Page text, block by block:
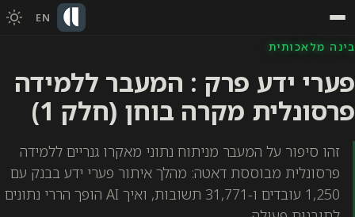
EN
בינה מלאכותית
פערי ידע פרק : המעבר ללמידה
פרסונלית מקרה בוחן (חלק 1)
זהו סיפור על המעבר מניתוח נתוני מאקרו גנריים ללמידה
פרסונלית מבוססת דאטה: מהלך איתור פערי ידע בבנק עם
1,250 עובדים ו-31,771 תשובות, ואיך AI הופך הררי נתונים